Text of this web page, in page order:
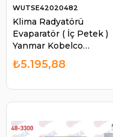
Klima Radyatörü
Evaparatör ( İç Petek )
Yanmar Kobelco
Excavatör | WUTSE
42020482
WUTSE42020482
₺5.195,88